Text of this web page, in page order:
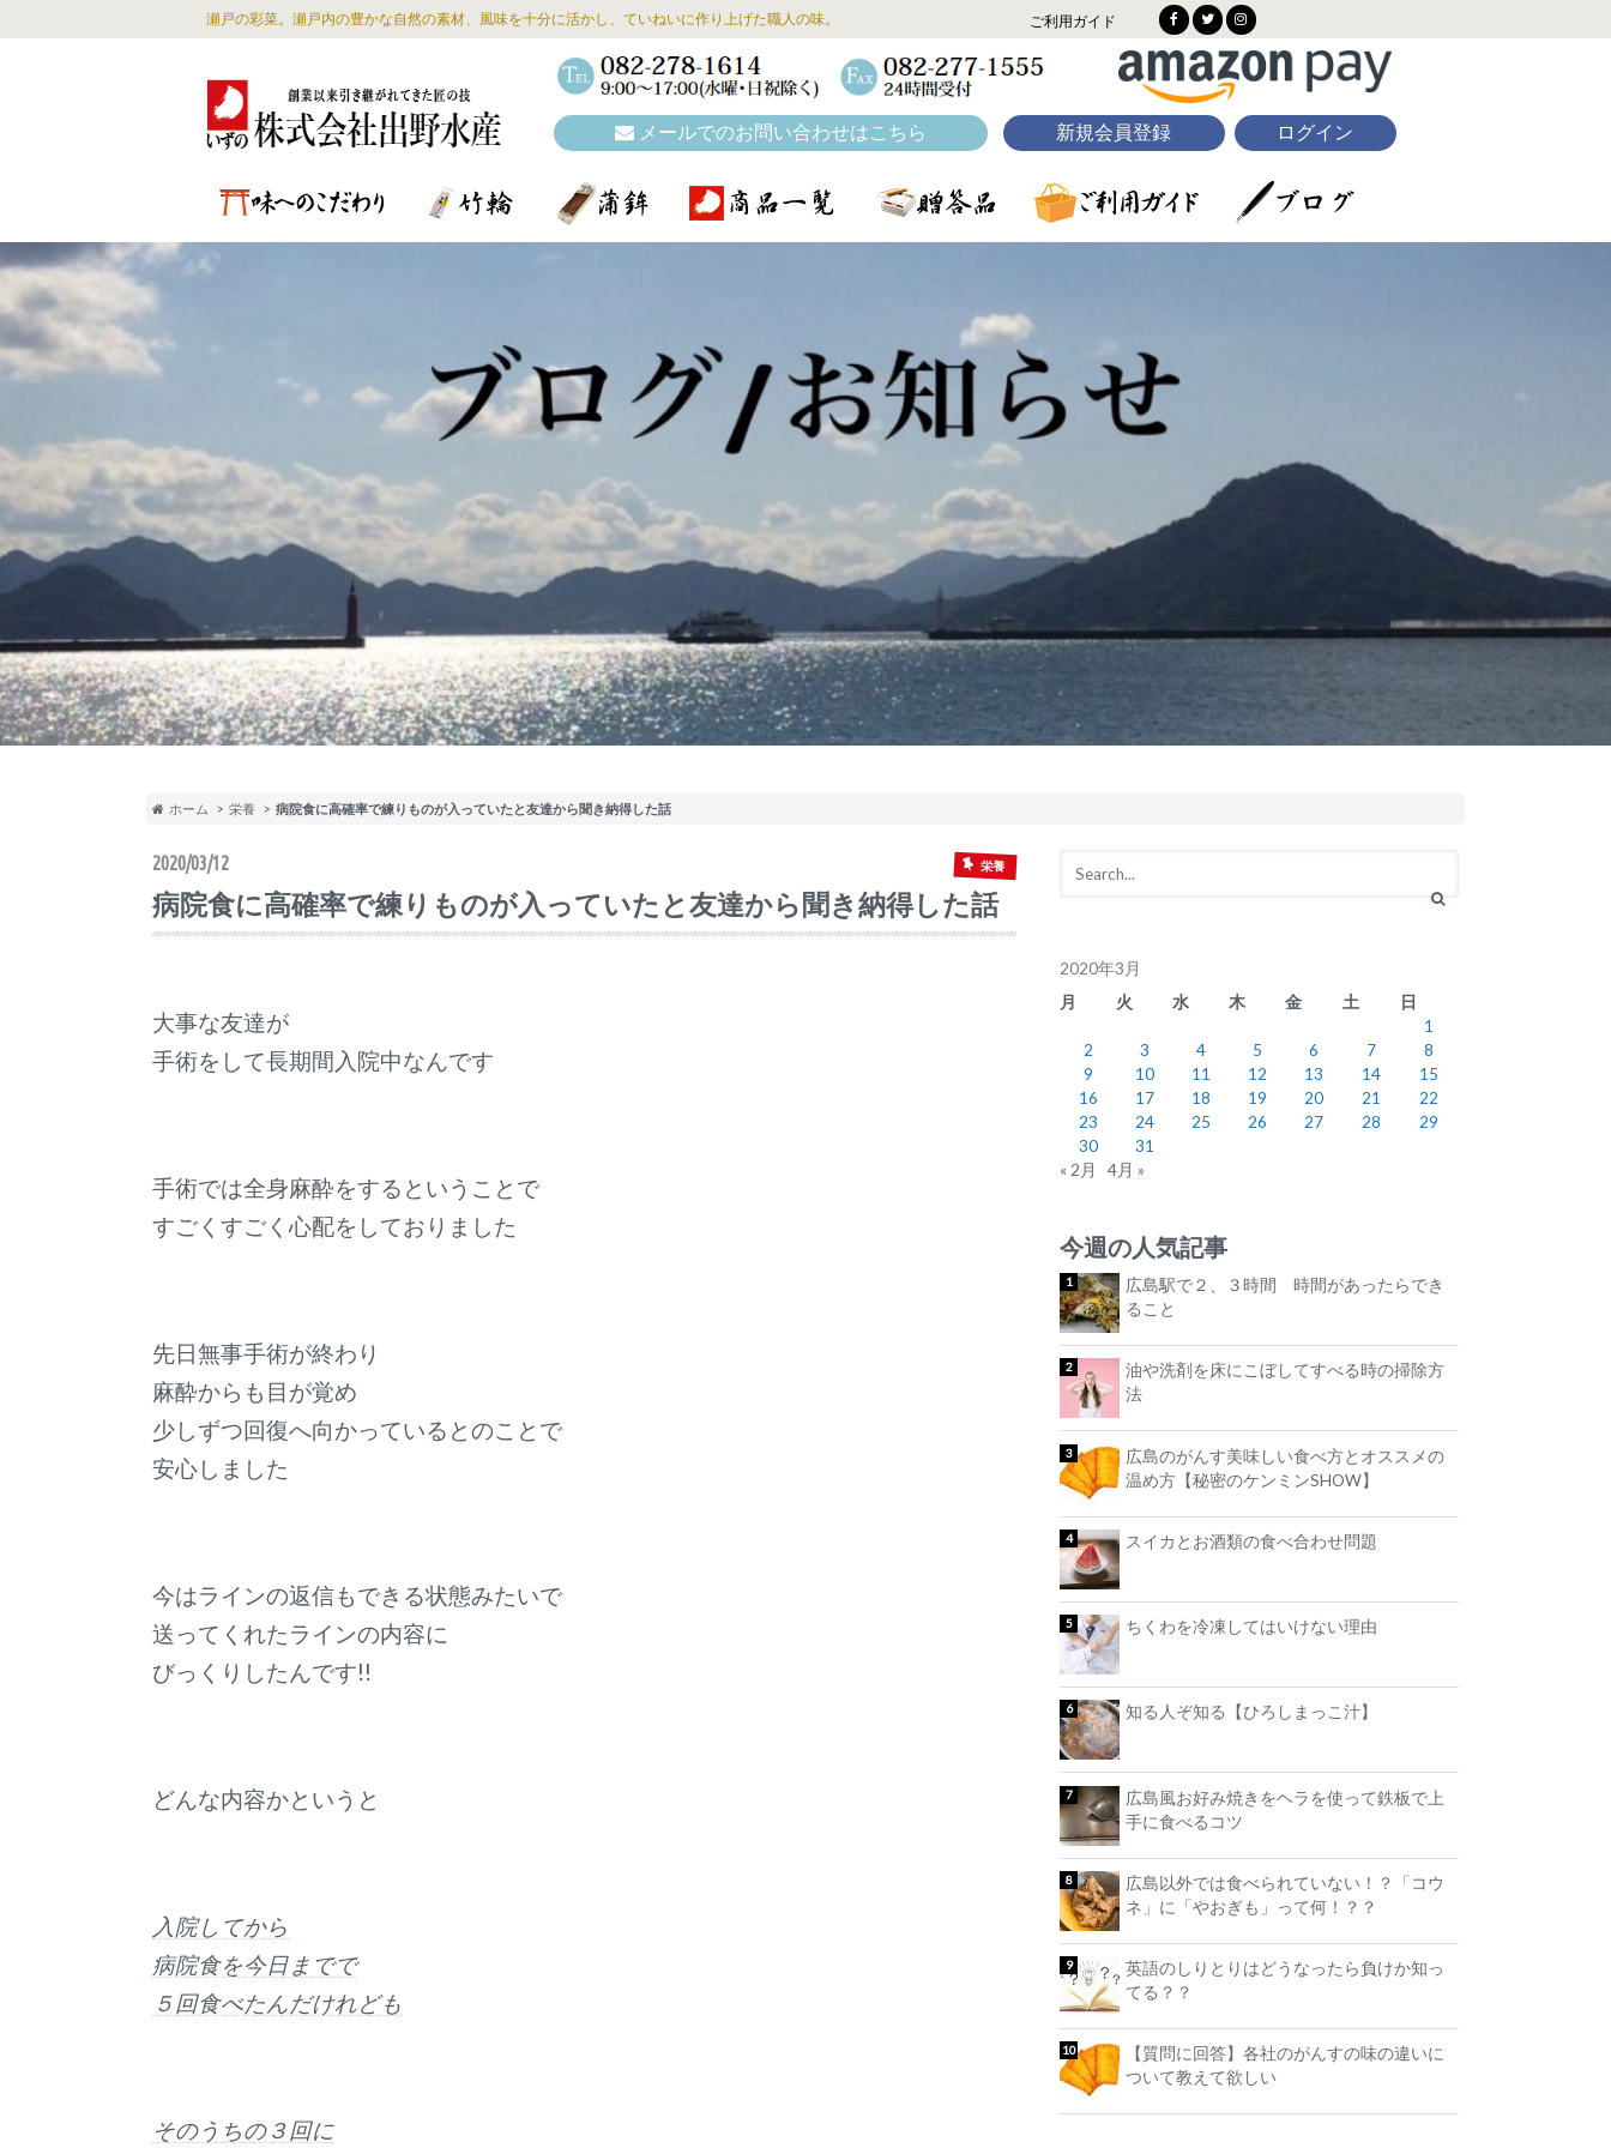
瀬戸の彩菜。瀬戸内の豊かな自然の素材、風味を十分に活かし、ていねいに作り上げた職人の味。 ご利用ガイド
メールでのお問い合わせはこちら 新規会員登録 ログイン
ホーム 栄養 病院食に高確率で練りものが入っていたと友達から聞き納得した話
2020/03/12 栄養
病院食に高確率で練りものが入っていたと友達から聞き納得した話
大事な友達が
手術をして長期間入院中なんです
手術では全身麻酔をするということで
すごくすごく心配をしておりました
先日無事手術が終わり
麻酔からも目が覚め
少しずつ回復へ向かっているとのことで
安心しました
今はラインの返信もできる状態みたいで
送ってくれたラインの内容に
びっくりしたんです!!
どんな内容かというと
入院してから
病院食を今日までで
５回食べたんだけれども
そのうちの３回に
2020年3月
月
火 水 木 金 土
日
1
2
3 4 5 6 7
8
9
10 11 12 13 14
15
16
17 18 19 20 21
22
23
24 25 26 27 28
29
30
31
« 2月
4月 »
今週の人気記事
広島駅で２、３時間 時間があったらでき
ること
油や洗剤を床にこぼしてすべる時の掃除方
法
広島のがんす美味しい食べ方とオススメの
温め方【秘密のケンミンSHOW】
スイカとお酒類の食べ合わせ問題
ちくわを冷凍してはいけない理由
知る人ぞ知る【ひろしまっこ汁】
広島風お好み焼きをヘラを使って鉄板で上
手に食べるコツ
広島以外では食べられていない！？「コウ
ネ」に「やおぎも」って何！？？
英語のしりとりはどうなったら負けか知っ
てる？？
【質問に回答】各社のがんすの味の違いに
ついて教えて欲しい